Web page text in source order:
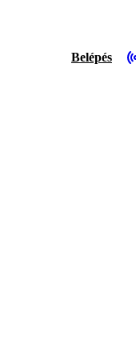
Belépés